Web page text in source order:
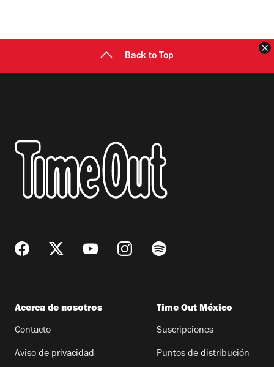
Back to Top
Acerca de nosotros
Contacto
Aviso de privacidad
Time Out México
Suscripciones
Puntos de distribución